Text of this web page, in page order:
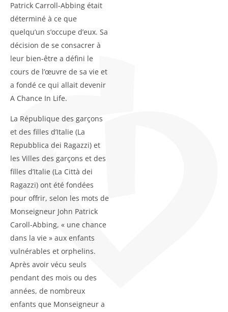
Patrick Carroll-Abbing était
déterminé à ce que
quelqu’un s’occupe d’eux. Sa
décision de se consacrer à
leur bien-être a défini le
cours de l’œuvre de sa vie et
a fondé ce qui allait devenir
A Chance In Life.
La République des garçons
et des filles d’Italie (La
Repubblica dei Ragazzi) et
les Villes des garçons et des
filles d’Italie (La Città dei
Ragazzi) ont été fondées
pour offrir, selon les mots de
Monseigneur John Patrick
Caroll-Abbing, « une chance
dans la vie » aux enfants
vulnérables et orphelins.
Après avoir vécu seuls
pendant des mois ou des
années, de nombreux
enfants que Monseigneur a